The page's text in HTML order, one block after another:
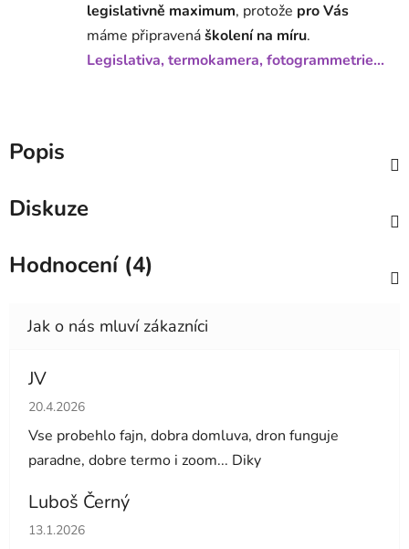
legislativně maximum, protože pro Vás
máme připravenáškolení na míru.
Legislativa, termokamera, fotogrammetrie...
Popis
Diskuze
Hodnocení (4)
JV
Hodnocení obchodu je 5 z 5 hvězdiček.
20.4.2026
Vse probehlo fajn, dobra domluva, dron funguje
paradne, dobre termo i zoom... Diky
Luboš Černý
Hodnocení obchodu je 5 z 5 hvězdiček.
13.1.2026